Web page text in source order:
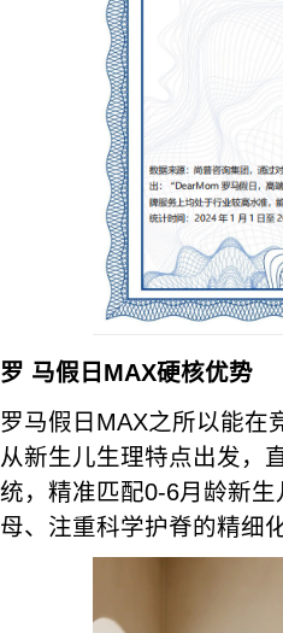
罗 马假日MAX硬核优势
罗马假日MAX之所以能在
从新生儿生理特点出发，
统，精准匹配0-6月龄新
母、注重科学护脊的精细